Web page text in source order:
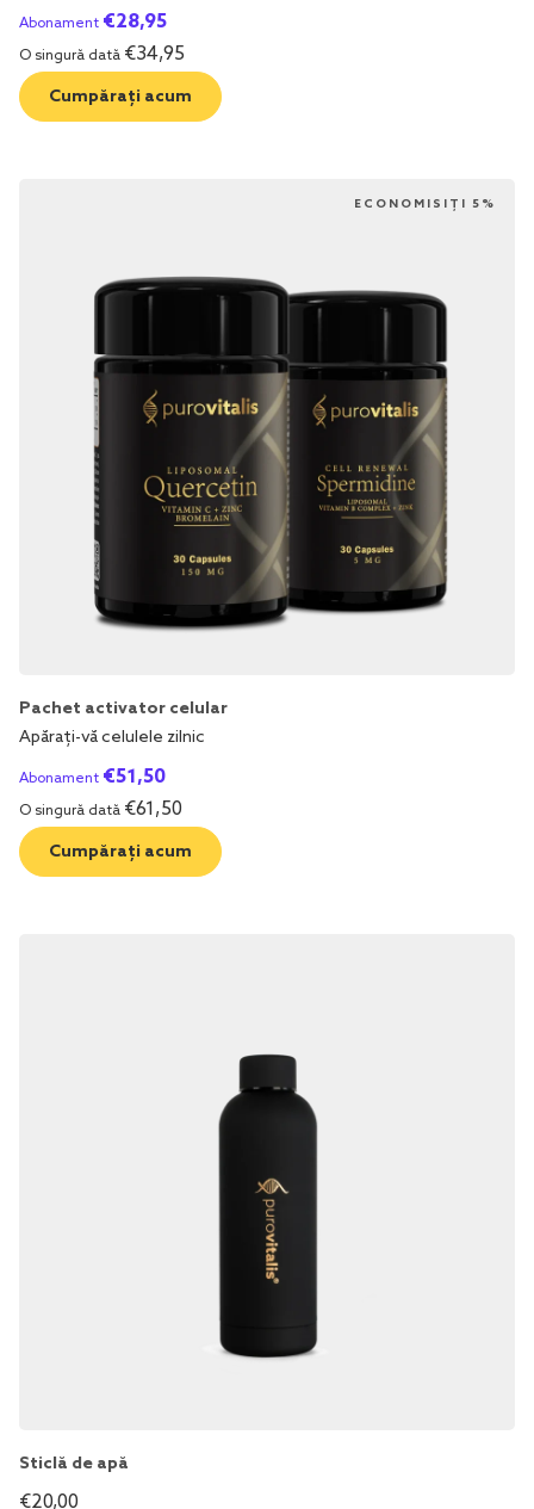
Abonament €28,95
O singură dată €34,95
Cumpărați acum
ECONOMISIȚI 5%
Pachet activator celular
Apărați-vă celulele zilnic
Abonament €51,50
O singură dată €61,50
Cumpărați acum
Sticlă de apă
€20,00